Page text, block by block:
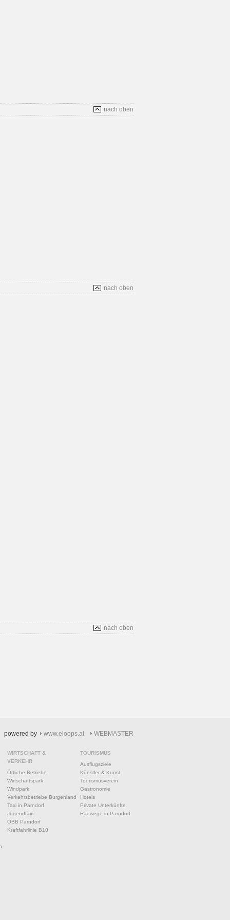
nach oben
nach oben
nach oben
powered by www.eloops.at WEBMASTER
WIRTSCHAFT &
VERKEHR
Örtliche Betriebe
Wirtschaftspark
Windpark
Verkehrsbetriebe Burgenland
Taxi in Parndorf
Jugendtaxi
ÖBB Parndorf
Kraftfahrlinie B10
TOURISMUS
Ausflugsziele
Künstler & Kunst
Tourismusverein
Gastronomie
Hotels
Private Unterkünfte
Radwege in Parndorf